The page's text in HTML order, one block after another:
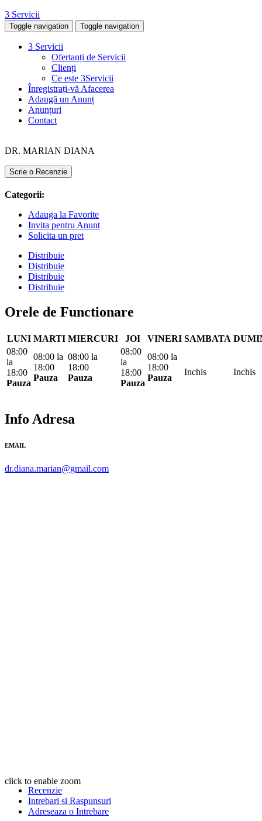
3 Servicii
Toggle navigation Toggle navigation
3 Servicii
Ofertanți de Servicii
Clienți
Ce este 3Servicii
Înregistrați-vă Afacerea
Adaugă un Anunț
Anunțuri
Contact
DR. MARIAN DIANA
Scrie o Recenzie
Categorii:
Adauga la Favorite
Invita pentru Anunt
Solicita un pret
Distribuie
Distribuie
Distribuie
Distribuie
Orele de Functionare
LUNI MARTI MIERCURI JOI VINERI SAMBATA
08:00
la
18:00
Pauza
08:00 la
18:00
Pauza
08:00 la
18:00
Pauza
08:00
la
18:00
Pauza
08:00 la
18:00
Pauza
Inchis Inchis
Info Adresa
EMAIL
dr.diana.marian@gmail.com
click to enable zoom
Recenzie
Intrebari si Raspunsuri
Adreseaza o Intrebare